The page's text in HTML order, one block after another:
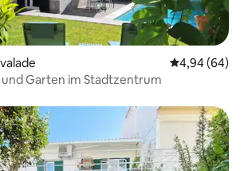
4,94 (64)
und Garten im Stadtzentrum